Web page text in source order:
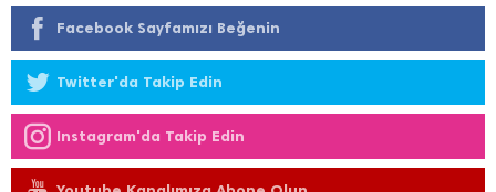
Facebook Sayfamızı Beğenin
Twitter'da Takip Edin
Instagram'da Takip Edin